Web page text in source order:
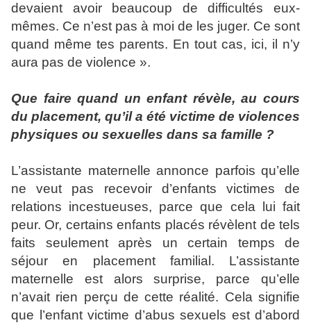
devaient avoir beaucoup de difficultés eux-
mêmes. Ce n’est pas à moi de les juger. Ce sont
quand même tes parents. En tout cas, ici, il n’y
aura pas de violence ».
Que faire quand un enfant révèle, au cours
du placement, qu’il a été victime de violences
physiques ou sexuelles dans sa famille ?
L’assistante maternelle annonce parfois qu’elle
ne veut pas recevoir d’enfants victimes de
relations incestueuses, parce que cela lui fait
peur. Or, certains enfants placés révèlent de tels
faits seulement après un certain temps de
séjour en placement familial. L’assistante
maternelle est alors surprise, parce qu’elle
n’avait rien perçu de cette réalité. Cela signifie
que l’enfant victime d’abus sexuels est d’abord